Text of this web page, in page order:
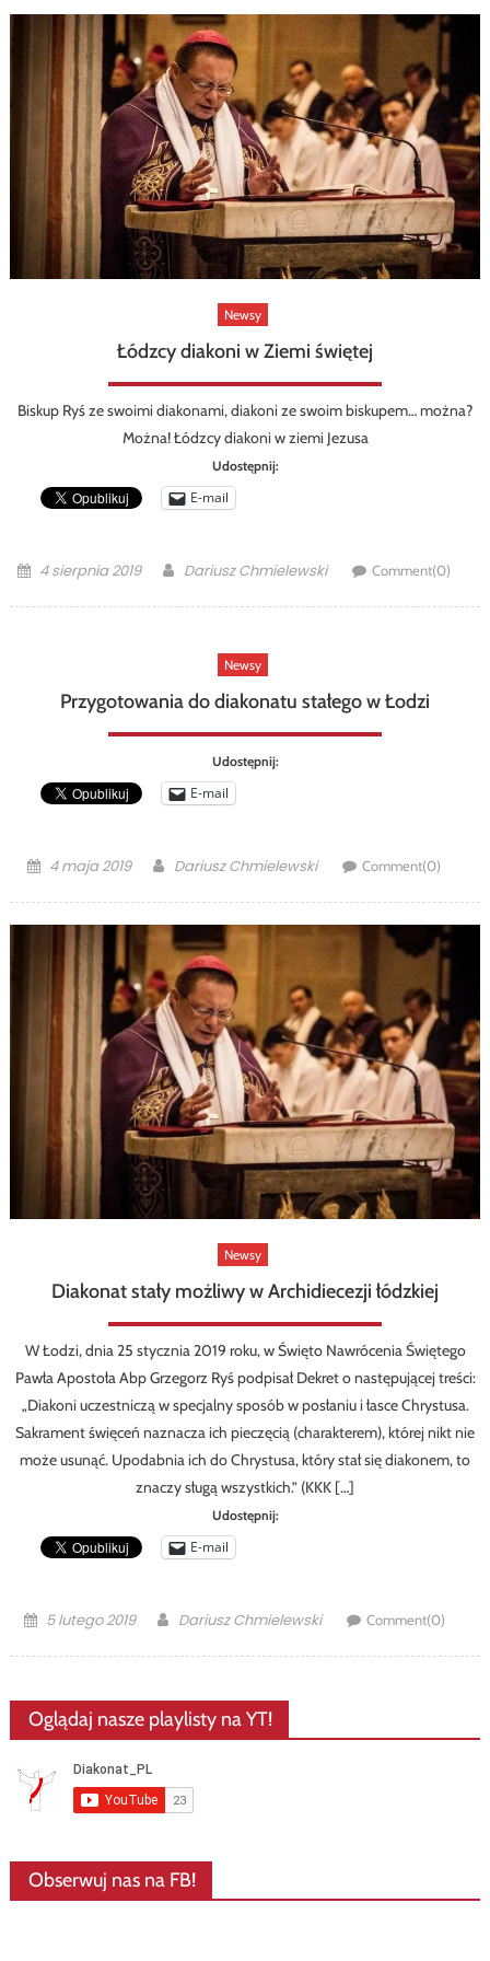
Newsy
Łódzcy diakoni w Ziemi świętej
Biskup Ryś ze swoimi diakonami, diakoni ze swoim biskupem… można?
Można! Łódzcy diakoni w ziemi Jezusa
Udostępnij:
E-mail
Posted
4 sierpnia 2019 Author
Dariusz Chmielewski Comment(0)
Newsy
Przygotowania do diakonatu stałego w Łodzi
Udostępnij:
E-mail
Posted
4 maja 2019 Author
Dariusz Chmielewski Comment(0)
Newsy
Diakonat stały możliwy w Archidiecezji łódzkiej
W Łodzi, dnia 25 stycznia 2019 roku, w Święto Nawrócenia Świętego
Pawła Apostoła Abp Grzegorz Ryś podpisał Dekret o następującej treści:
„Diakoni uczestniczą w specjalny sposób w posłaniu i łasce Chrystusa.
Sakrament święceń naznacza ich pieczęcią (charakterem), której nikt nie
może usunąć. Upodabnia ich do Chrystusa, który stał się diakonem, to
znaczy sługą wszystkich.” (KKK […]
Udostępnij:
E-mail
Posted
5 lutego 2019 Author
Dariusz Chmielewski Comment(0)
Oglądaj nasze playlisty na YT!
Obserwuj nas na FB!